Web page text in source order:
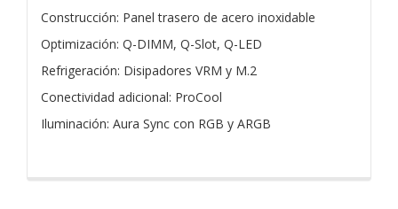
Construcción: Panel trasero de acero inoxidable
Optimización: Q-DIMM, Q-Slot, Q-LED
Refrigeración: Disipadores VRM y M.2
Conectividad adicional: ProCool
Iluminación: Aura Sync con RGB y ARGB